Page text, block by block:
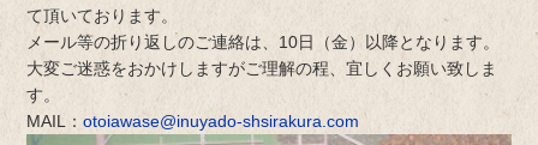
て頂いております。
メール等の折り返しのご連絡は、10日（金）以降となります。
大変ご迷惑をおかけしますがご理解の程、宜しくお願い致しま
す。
MAIL：otoiawase@inuyado-shsirakura.com